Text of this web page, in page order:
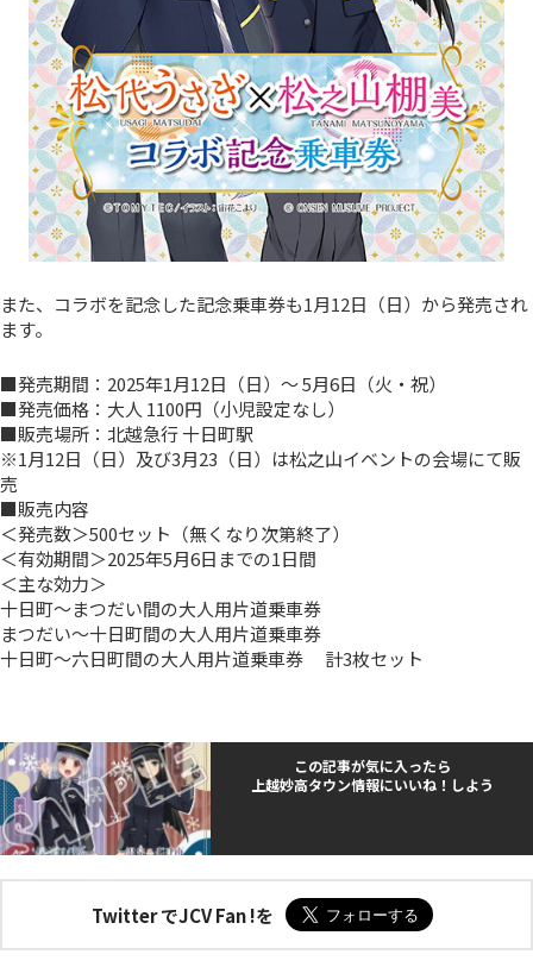
また、コラボを記念した記念乗車券も1月12日（日）から発売され
ます。
■発売期間：2025年1月12日（日）～ 5月6日（火・祝）
■発売価格：大人 1100円（小児設定なし）
■販売場所：北越急行 十日町駅
※1月12日（日）及び3月23（日）は松之山イベントの会場にて販
売
■販売内容
＜発売数＞500セット（無くなり次第終了）
＜有効期間＞2025年5月6日までの1日間
＜主な効力＞
十日町～まつだい間の大人用片道乗車券
まつだい～十日町間の大人用片道乗車券
十日町～六日町間の大人用片道乗車券 計3枚セット
この記事が気に入ったら
上越妙高タウン情報にいいね！しよう
Twitter でJCV Fan !を